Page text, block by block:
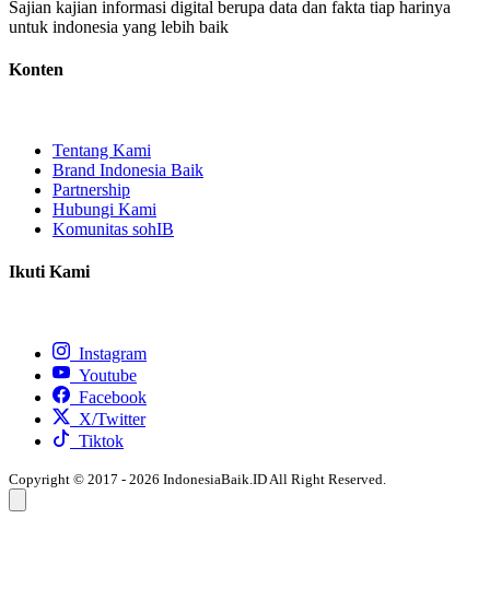
Sajian kajian informasi digital berupa data dan fakta tiap harinya
untuk indonesia yang lebih baik
Konten
Tentang Kami
Brand Indonesia Baik
Partnership
Hubungi Kami
Komunitas sohIB
Ikuti Kami
Instagram
Youtube
Facebook
X/Twitter
Tiktok
Copyright © 2017 - 2026 IndonesiaBaik.ID All Right Reserved.